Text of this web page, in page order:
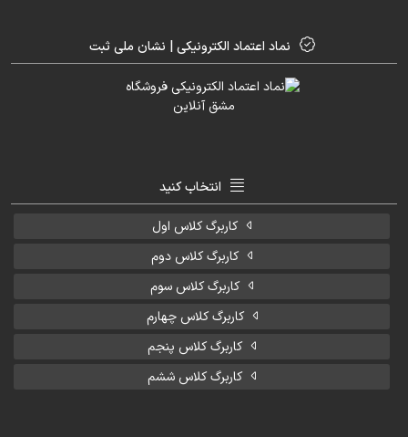
نماد اعتماد الکترونیکی | نشان ملی ثبت
انتخاب کنید
کاربرگ کلاس اول
کاربرگ کلاس دوم
کاربرگ کلاس سوم
کاربرگ کلاس چهارم
کاربرگ کلاس پنجم
کاربرگ کلاس ششم